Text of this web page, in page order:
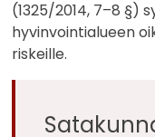
(1325/2014, 7–8 §)
hyvinvointialueen
riskeille.